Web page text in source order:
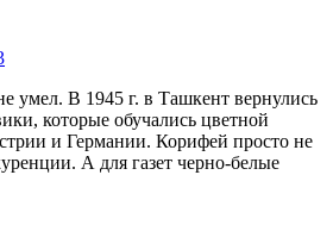
умел. В 1945 г. в Ташкент вернулись
которые обучались цветной
и Германии. Корифей просто не
А для газет черно-белые